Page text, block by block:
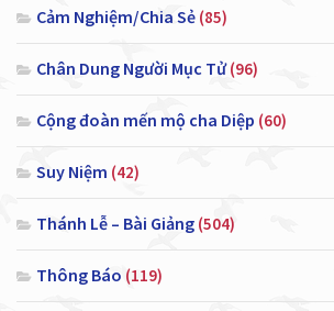
Cảm Nghiệm/Chia Sẻ (85)
Chân Dung Người Mục Tử(96)
Cộng đoàn mến mộ cha Diệp (60)
Suy Niệm (42)
Thánh Lễ – Bài Giảng (504)
Thông Báo (119)